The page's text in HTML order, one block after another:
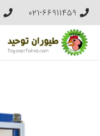
021-66911459